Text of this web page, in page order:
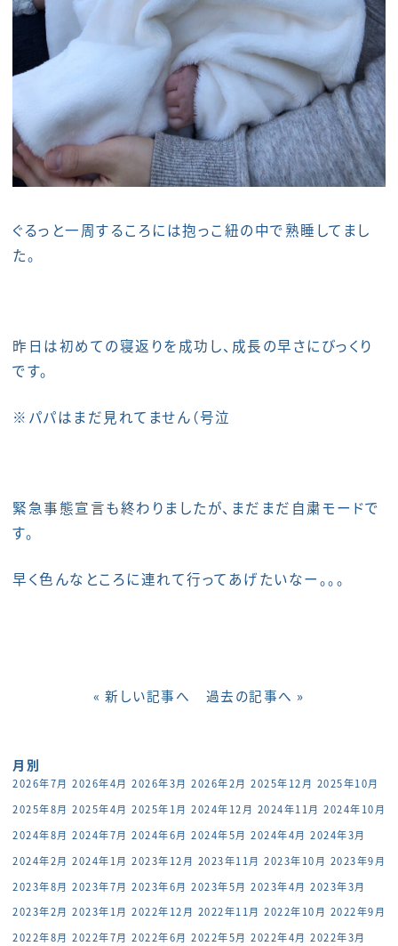
ぐるっと一周するころには抱っこ紐の中で熟睡してまし
た。
昨日は初めての寝返りを成功し、成長の早さにびっくり
です。
※パパはまだ見れてません（号泣
緊急事態宣言も終わりましたが、まだまだ自粛モードで
す。
早く色んなところに連れて行ってあげたいなー。。。
« 新しい記事へ 過去の記事へ »
月別
2026年7月 2026年4月 2026年3月 2026年2月 2025年12月 2025年10月
2025年8月 2025年4月 2025年1月 2024年12月 2024年11月 2024年10月
2024年8月 2024年7月 2024年6月 2024年5月 2024年4月 2024年3月
2024年2月 2024年1月 2023年12月 2023年11月 2023年10月 2023年9月
2023年8月 2023年7月 2023年6月 2023年5月 2023年4月 2023年3月
2023年2月 2023年1月 2022年12月 2022年11月 2022年10月 2022年9月
2022年8月 2022年7月 2022年6月 2022年5月 2022年4月 2022年3月